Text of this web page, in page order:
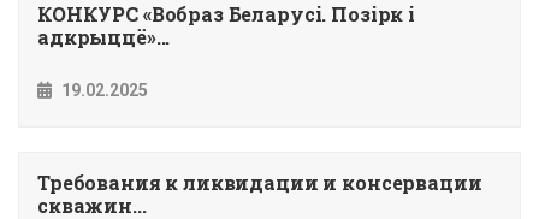
КОНКУРС «Вобраз Беларусi. Позiрк i
адкрыццё»...
19.02.2025
Требования к ликвидации и консервации
скважин...